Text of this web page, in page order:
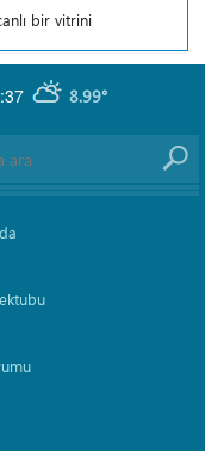
bir vitrini
8.99°